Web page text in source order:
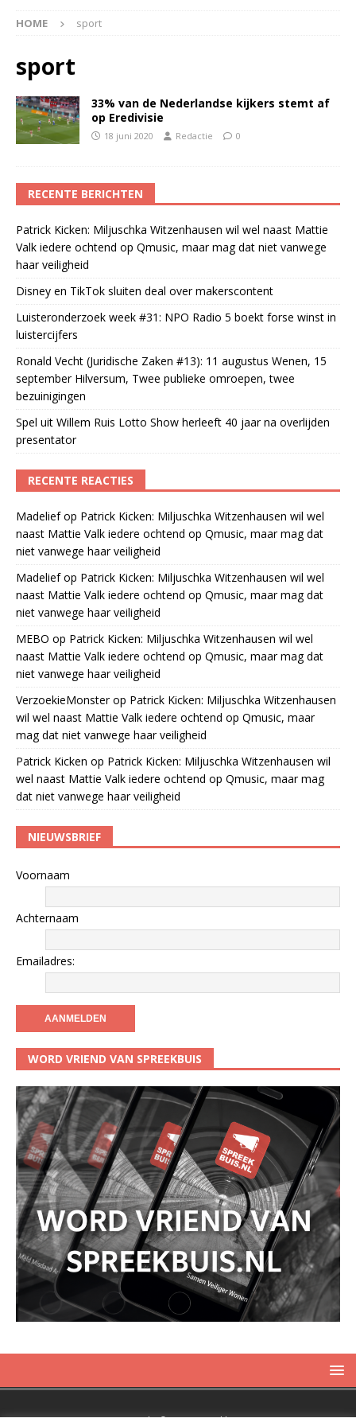
HOME sport
sport
33% van de Nederlandse kijkers stemt af
op Eredivisie
18 juni 2020 Redactie 0
RECENTE BERICHTEN
Patrick Kicken: Miljuschka Witzenhausen wil wel naast Mattie
Valk iedere ochtend op Qmusic, maar mag dat niet vanwege
haar veiligheid
Disney en TikTok sluiten deal over makerscontent
Luisteronderzoek week #31: NPO Radio 5 boekt forse winst in
luistercijfers
Ronald Vecht (Juridische Zaken #13): 11 augustus Wenen, 15
september Hilversum, Twee publieke omroepen, twee
bezuinigingen
Spel uit Willem Ruis Lotto Show herleeft 40 jaar na overlijden
presentator
RECENTE REACTIES
Madeliefop Patrick Kicken: Miljuschka Witzenhausen wil wel
naast Mattie Valk iedere ochtend op Qmusic, maar mag dat
niet vanwege haar veiligheid
Madeliefop Patrick Kicken: Miljuschka Witzenhausen wil wel
naast Mattie Valk iedere ochtend op Qmusic, maar mag dat
niet vanwege haar veiligheid
MEBO op Patrick Kicken: Miljuschka Witzenhausen wil wel
naast Mattie Valk iedere ochtend op Qmusic, maar mag dat
niet vanwege haar veiligheid
VerzoekieMonsterop Patrick Kicken: Miljuschka Witzenhausen
wil wel naast Mattie Valk iedere ochtend op Qmusic, maar
mag dat niet vanwege haar veiligheid
Patrick Kicken op Patrick Kicken: Miljuschka Witzenhausen wil
wel naast Mattie Valk iedere ochtend op Qmusic, maar mag
dat niet vanwege haar veiligheid
NIEUWSBRIEF
Voornaam
Achternaam
Emailadres:
WORD VRIEND VAN SPREEKBUIS
Copyright © 2019 Spreekbuis